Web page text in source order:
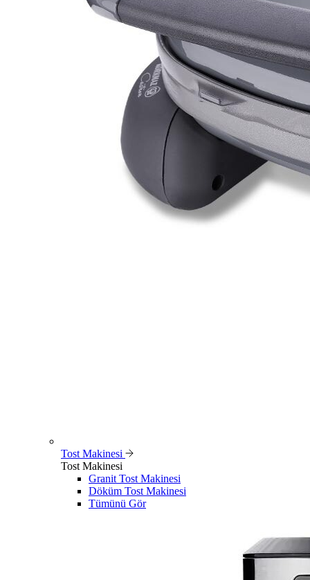
Tost Makinesi
Tost Makinesi
Granit Tost Makinesi
Döküm Tost Makinesi
Tümünü Gör